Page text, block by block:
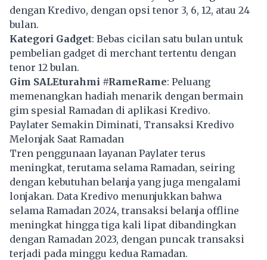
dengan Kredivo, dengan opsi tenor 3, 6, 12, atau 24
bulan.
Kategori Gadget: Bebas cicilan satu bulan untuk
pembelian gadget di merchant tertentu dengan
tenor 12 bulan.
Gim SALEturahmi #RameRame: Peluang
memenangkan hadiah menarik dengan bermain
gim spesial Ramadan di aplikasi Kredivo.
Paylater Semakin Diminati, Transaksi Kredivo
Melonjak Saat Ramadan
Tren penggunaan layanan Paylater terus
meningkat, terutama selama Ramadan, seiring
dengan kebutuhan belanja yang juga mengalami
lonjakan. Data Kredivo menunjukkan bahwa
selama Ramadan 2024, transaksi belanja offline
meningkat hingga tiga kali lipat dibandingkan
dengan Ramadan 2023, dengan puncak transaksi
terjadi pada minggu kedua Ramadan.